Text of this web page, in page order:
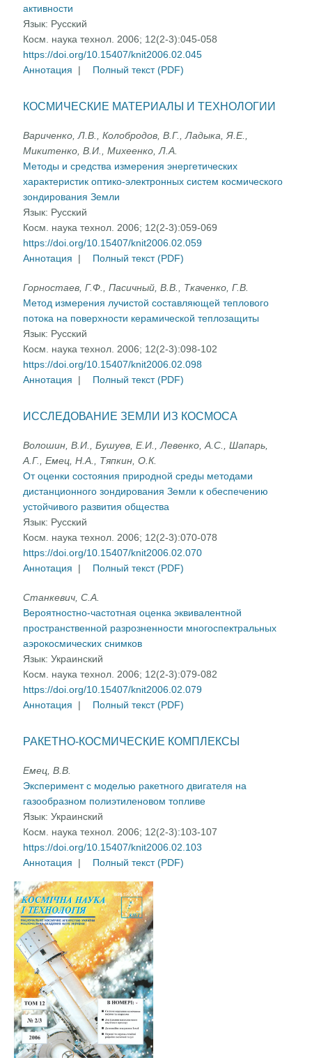
активности
Язык: Русский
Косм. наука технол. 2006; 12(2-3):045-058
https://doi.org/10.15407/knit2006.02.045
Аннотация
| Полный текст (PDF)
КОСМИЧЕСКИЕ МАТЕРИАЛЫ И ТЕХНОЛОГИИ
Вариченко, Л.В., Колобродов, В.Г., Ладыка, Я.Е.,
Микитенко, В.И., Михеенко, Л.А.
Методы и средства измерения энергетических
характеристик оптико-электронных систем космического
зондирования Земли
Язык: Русский
Косм. наука технол. 2006; 12(2-3):059-069
https://doi.org/10.15407/knit2006.02.059
Аннотация
| Полный текст (PDF)
Горностаев, Г.Ф., Пасичный, В.В., Ткаченко, Г.В.
Метод измерения лучистой составляющей теплового
потока на поверхности керамической теплозащиты
Язык: Русский
Косм. наука технол. 2006; 12(2-3):098-102
https://doi.org/10.15407/knit2006.02.098
Аннотация
| Полный текст (PDF)
ИССЛЕДОВАНИЕ ЗЕМЛИ ИЗ КОСМОСА
Волошин, В.И., Бушуев, Е.И., Левенко, А.С., Шапарь,
А.Г., Емец, Н.А., Тяпкин, О.К.
От оценки состояния природной среды методами
дистанционного зондирования Земли к обеспечению
устойчивого развития общества
Язык: Русский
Косм. наука технол. 2006; 12(2-3):070-078
https://doi.org/10.15407/knit2006.02.070
Аннотация
| Полный текст (PDF)
Станкевич, С.А.
Вероятностно-частотная оценка эквивалентной
пространственной разрозненности многоспектральных
аэрокосмических снимков
Язык:Украинский
Косм. наука технол. 2006; 12(2-3):079-082
https://doi.org/10.15407/knit2006.02.079
Аннотация
| Полный текст (PDF)
РАКЕТНО-КОСМИЧЕСКИЕ КОМПЛЕКСЫ
Емец, В.В.
Эксперимент с моделью ракетного двигателя на
газообразном полиэтиленовом топливе
Язык:Украинский
Косм. наука технол. 2006; 12(2-3):103-107
https://doi.org/10.15407/knit2006.02.103
Аннотация
| Полный текст (PDF)